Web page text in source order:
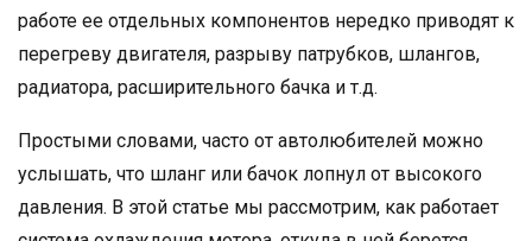
работе ее отдельных компонентов нередко приводят к
перегреву двигателя, разрыву патрубков, шлангов,
радиатора, расширительного бачка и т.д.
Простыми словами, часто от автолюбителей можно
услышать, что шланг или бачок лопнул от высокого
давления. В этой статье мы рассмотрим, как работает